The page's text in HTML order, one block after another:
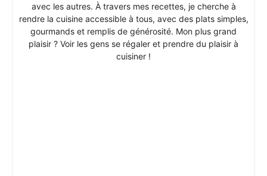
avec les autres. À travers mes recettes, je cherche à
rendre la cuisine accessible à tous, avec des plats simples,
gourmands et remplis de générosité. Mon plus grand
plaisir ? Voir les gens se régaler et prendre du plaisir à
cuisiner !